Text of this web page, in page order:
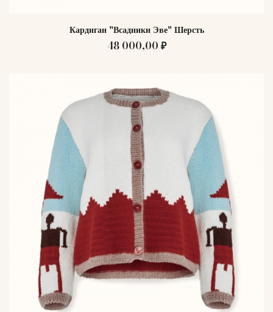
Кардиган "Всадники Эве" Шерсть
48 000,00 ₽